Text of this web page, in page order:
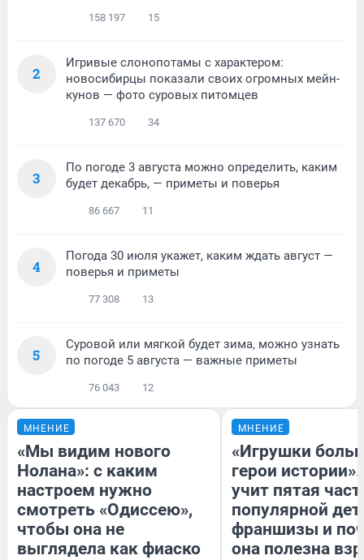
158 197 15
2
Игривые слонопотамы с характером:
новосибирцы показали своих огромных мейн-
кунов — фото суровых питомцев
137 670 34
3
По погоде 3 августа можно определить, каким
будет декабрь, — приметы и поверья
86 667 11
4
Погода 30 июля укажет, каким ждать август —
поверья и приметы
77 308 13
5
Суровой или мягкой будет зима, можно узнать
по погоде 5 августа — важные приметы
76 043 12
МНЕНИЕ
«Мы видим нового
Нолана»: с каким
настроем нужно
смотреть «Одиссею»,
чтобы она не
выглядела как фиаско
МНЕНИЕ
«Игрушки
герои
учит пятая
популярной
франшизы и
она полезна